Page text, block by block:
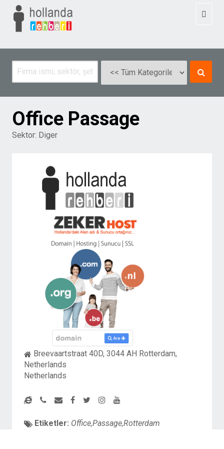
Office Passage
Sektor: Diger
Breevaartstraat 40D, 3044 AH Rotterdam,
Netherlands
Netherlands
Etiketler: Office,Passage,Rotterdam